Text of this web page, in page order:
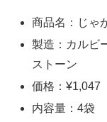
商品名：じゃ
製造：カルビ
ストーン
価格：¥1,047
内容量：4袋